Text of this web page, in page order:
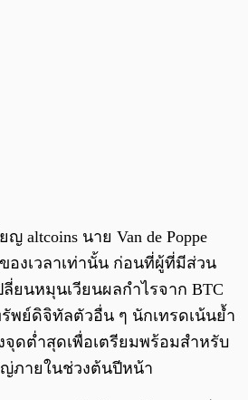
altcoins นาย Van de Poppe
ของเวลาเท่านั้น ก่อนที่ผู้ที่มีส่วน
ยนหมุนเวียนผลกำไรจาก BTC
พย์ดิจิทัลตัวอื่น ๆ นักเทรดเน้นย้ำ
จุดต่ำสุดเพื่อเตรียมพร้อมสำหรับ
ภายในช่วงต้นปีหน้า